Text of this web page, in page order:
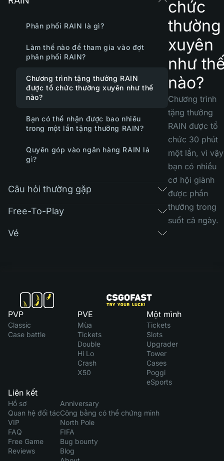
Phân phối RAIN là gì?
Làm thế nào để tham gia vào đợt
phân phối RAIN?
Chương trình tặng thưởng RAIN
được tổ chức thường xuyên như thế
nào?
Bạn có thể nhận được bao nhiêu
trong một lần tặng thưởng RAIN?
Quyên góp vào ngân hàng RAIN là
gì?
Câu hỏi thường gặp
Free-To-Play
Vé
chức
thường
xuyên
như
nào?
Chương trình
tặng thưởng
RAIN được tổ
chức 30 phút
một lần, vì vậy
bạn có nhiều
cơ hội giành
được phần
thưởng trong
suốt cả ngày.
PVP
Classic
Case battle
PVE
Mùa
Tickets
Double
Hi Lo
Crash
X50
Một mình
Tickets
Slots
Upgrader
Tower
Cases
Poggi
eSports
Liên kết
Hồ sơ
Quan hệ đối tác
VIP
FAQ
Free Game
Reviews
Anniversary
Công bằng có thể chứng minh
North Pole
FIFA
Bug bounty
Blog